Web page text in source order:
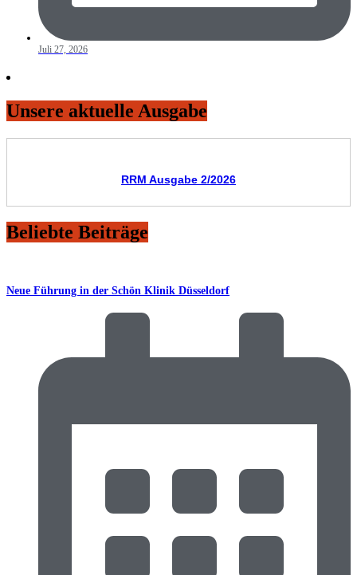
Juli 27, 2026
Unsere aktuelle Ausgabe
RRM Ausgabe 2/2026
Beliebte Beiträge
Neue Führung in der Schön Klinik Düsseldorf